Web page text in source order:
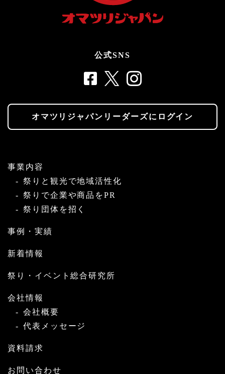
公式SNS
オマツリジャパンリーダーズにログイン
事業内容
祭りと観光で地域活性化
祭りで企業や商品をPR
祭り団体を招く
事例・実績
新着情報
祭り・イベント総合研究所
会社情報
会社概要
代表メッセージ
資料請求
お問い合わせ